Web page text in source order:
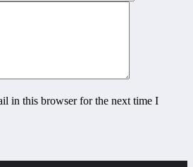
in this browser for the next time I